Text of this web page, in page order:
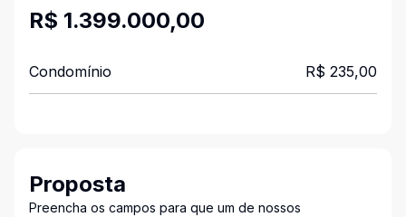
R$ 1.399.000,00
Condomínio R$ 235,00
Proposta
Preencha os campos para que um de nossos